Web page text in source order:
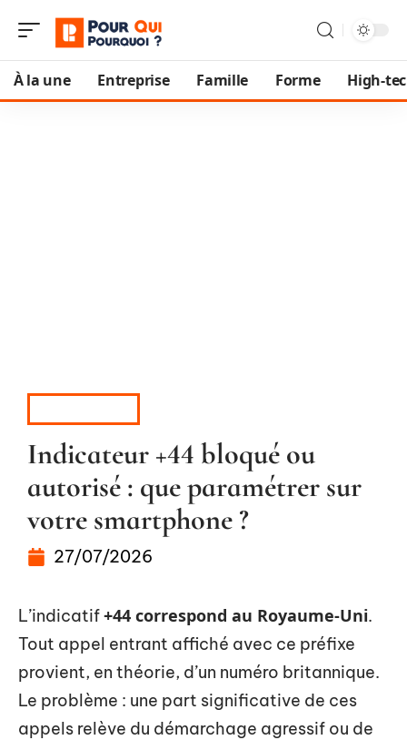
À la une Entreprise Famille Forme High-
Indicateur +44 bloqué ou
autorisé : que paramétrer sur
votre smartphone ?
27/07/2026
L’indicatif+44 correspond au Royaume-Uni.
Tout appel entrant affiché avec ce préfixe
provient, en théorie, d’un numéro britannique.
Le problème : une part significative de ces
appels relève du démarchage agressif ou de